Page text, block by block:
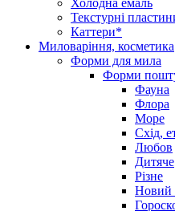
Текстурні
Каттери*
Миловаріння, косметика
Форми для мила
Форми
Фауна
Флора
Море
Схід,
Любов
Дитяче
Різне
Новий